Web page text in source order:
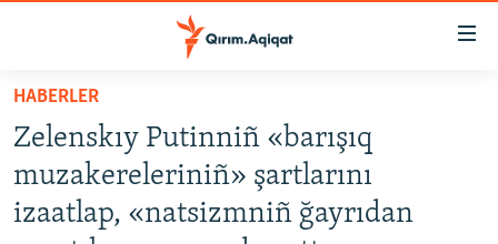
Esas
qaytmaq
Baş
navigatsiyağa
qaytmaq
HABERLER
SİYASET
İQTİSADİYAT
CEMİYET
HABERLER
Zelenskıy Putinniñ «barışıq
muzakereleriniñ» şartlarını
izaatlap, «natsizmniñ ğayrıdan